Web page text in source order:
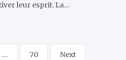
leur esprit. La…
… 70 Next